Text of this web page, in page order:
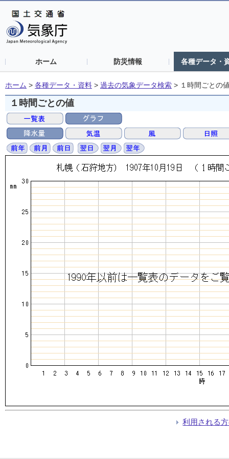
ホーム 防災情報 各種データ・
ホーム > 各種データ・資料 > 過去の気象データ検索 > １時間ごとの
１時間ごとの値
利用される